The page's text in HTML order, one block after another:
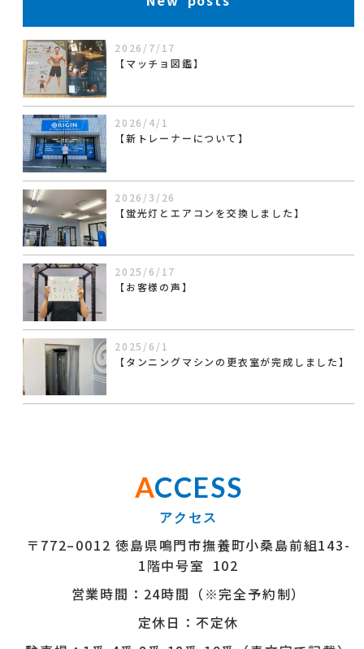
2026/7/17
【マッチョ図鑑】
2026/4/1
【新トレーナーについて】
2026/3/26
【蛍光灯とエアコンを交換しました】
2025/6/17
【お客様の声】
2025/6/1
【タンニングマシンの更衣室が完成しました】
ACCESS
〒772–0012 徳島県鳴門市撫養町小桑島前組143-
1階中号室 102
営業時間：24時間（※完全予約制）
定休日：不定休